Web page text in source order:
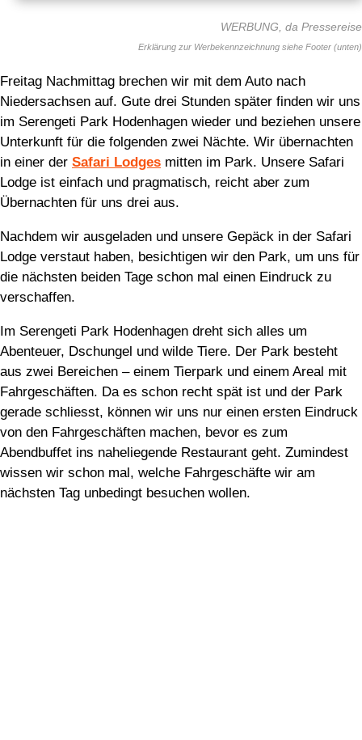
WERBUNG, da Pressereise
Freitag Nachmittag brechen wir mit dem Auto nach
Niedersachsen auf. Gute drei Stunden später finden wir uns
im Serengeti Park Hodenhagen wieder und beziehen unsere
Unterkunft für die folgenden zwei Nächte. Wir übernachten
in einer der Safari Lodges mitten im Park. Unsere Safari
Lodge ist einfach und pragmatisch, reicht aber zum
Übernachten für uns drei aus.
Nachdem wir ausgeladen und unsere Gepäck in der Safari
Lodge verstaut haben, besichtigen wir den Park, um uns für
die nächsten beiden Tage schon mal einen Eindruck zu
verschaffen.
Im Serengeti Park Hodenhagen dreht sich alles um
Abenteuer, Dschungel und wilde Tiere. Der Park besteht
aus zwei Bereichen – einem Tierpark und einem Areal mit
Fahrgeschäften. Da es schon recht spät ist und der Park
gerade schliesst, können wir uns nur einen ersten Eindruck
von den Fahrgeschäften machen, bevor es zum
Abendbuffet ins naheliegende Restaurant geht. Zumindest
wissen wir schon mal, welche Fahrgeschäfte wir am
nächsten Tag unbedingt besuchen wollen.